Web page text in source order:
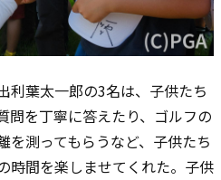
利葉太一郎の3名は、子供たち
問を丁寧に答えたり、ゴルフの
を測ってもらうなど、子供たち
時間を楽しませてくれた。子供